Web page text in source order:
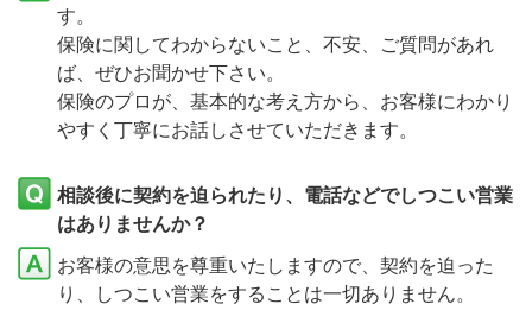
す。
保険に関してわからないこと、不安、ご質問があれ
ば、ぜひお聞かせ下さい。
保険のプロが、基本的な考え方から、お客様にわかり
やすく丁寧にお話しさせていただきます。
相談後に契約を迫られたり、電話などでしつこい営業
はありませんか？
お客様の意思を尊重いたしますので、契約を迫った
り、しつこい営業をすることは一切ありません。